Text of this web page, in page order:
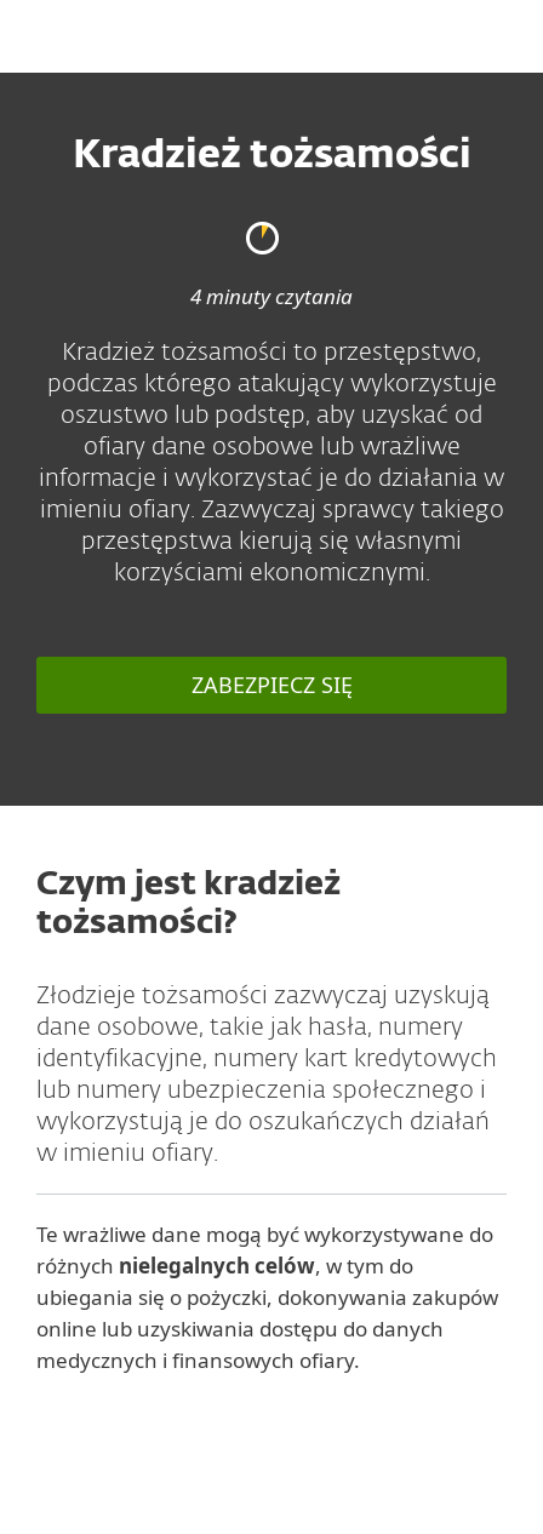
Kradzież tożsamości
4 minuty czytania
Kradzież tożsamości to przestępstwo,
podczas którego atakujący wykorzystuje
oszustwo lub podstęp, aby uzyskać od
ofiary dane osobowe lub wrażliwe
informacje i wykorzystać je do działania w
imieniu ofiary. Zazwyczaj sprawcy takiego
przestępstwa kierują się własnymi
korzyściami ekonomicznymi.
ZABEZPIECZ SIĘ
Czym jest kradzież
tożsamości?
Złodzieje tożsamości zazwyczaj uzyskują
dane osobowe, takie jak hasła, numery
identyfikacyjne, numery kart kredytowych
lub numery ubezpieczenia społecznego i
wykorzystują je do oszukańczych działań
w imieniu ofiary.
Te wrażliwe dane mogą być wykorzystywane do
różnych nielegalnych celów, w tym do
ubiegania się o pożyczki, dokonywania zakupów
online lub uzyskiwania dostępu do danych
medycznych i finansowych ofiary.